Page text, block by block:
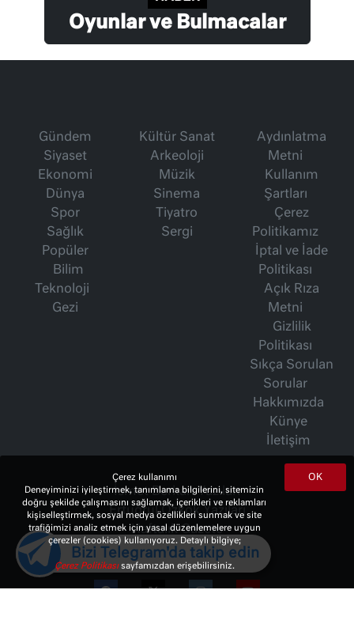
Oyunlar ve Bulmacalar
Gündem
Siyaset
Ekonomi
Dünya
Spor
Sağlık
Popüler
Bilim
Teknoloji
Gezi
Kültür Sanat
Arkeoloji
Müzik
Sinema
Tiyatro
Sergi
Aydınlatma
Metni
Kullanım
Şartları
Çerez
Politikamız
İptal ve İade
Politikası
Açık Rıza
Metni
Gizlilik
Politikası
Sıkça Sorulan
Sorular
Hakkımızda
Künye
İletişim
İsmet Berkan Yazıları
Ertuğrul Özkök Yazıları
Haftalık Gazete
OK
Çerez kullanımı
Deneyiminizi iyileştirmek, tanımlama bilgilerini, sitemizin
doğru şekilde çalışmasını sağlamak, içerikleri ve reklamları
kişiselleştirmek, sosyal medya özellikleri sunmak ve site
trafiğimizi analiz etmek için yasal düzenlemelere uygun
çerezler (cookies) kullanıyoruz. Detaylı bilgiye;
Çerez Politikasısayfamızdan erişebilirsiniz.
Bizi Telegram'da takip edin